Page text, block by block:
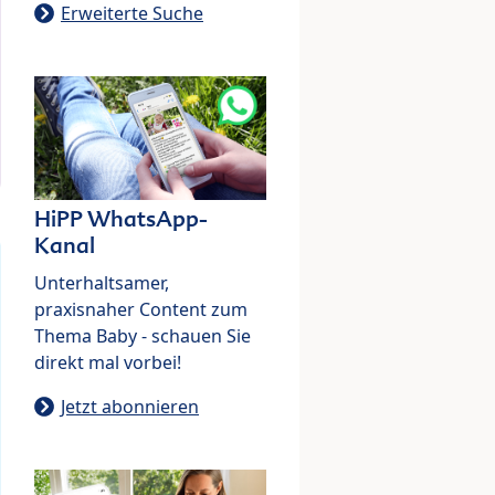
Erweiterte Suche
HiPP WhatsApp-
Kanal
Unterhaltsamer,
praxisnaher Content zum
Thema Baby - schauen Sie
direkt mal vorbei!
Jetzt abonnieren